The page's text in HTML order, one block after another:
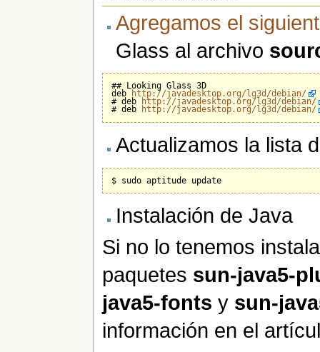
Agregamos el
Glass al archivo
## Looking Glass 3D
deb http://javadesktop.org/lg3d/debian/
# deb http://javadesktop.org/lg3d/debian/
# deb http://javadesktop.org/lg3d/debian/
Actualizamos la lista
Instalación de Java
Si no lo tenemos
paquetes sun-java5-
java5-fonts y sun-
información en el